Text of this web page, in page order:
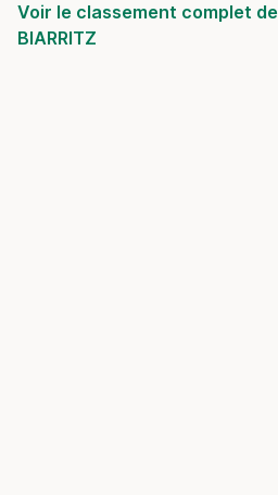
Voir le classement complet
BIARRITZ